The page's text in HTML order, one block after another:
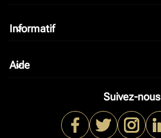
Informatif
keyboard_arrow_down
Aide
keyboard_arrow_down
Suivez-nous